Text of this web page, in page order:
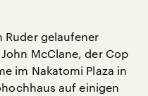
Ruder gelaufener
McClane, der Cop
im Nakatomi Plaza in
auf einigen